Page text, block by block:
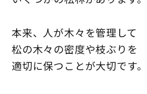
本来、人が木々を管理して
松の木々の密度や枝ぶりを
適切に保つことが大切です。